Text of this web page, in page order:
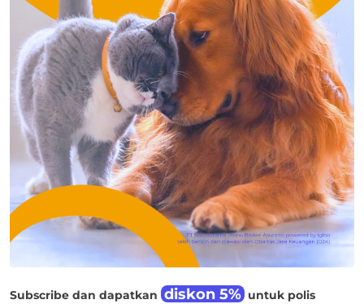
Subscribe dan dapatkan diskon 5% untuk polis